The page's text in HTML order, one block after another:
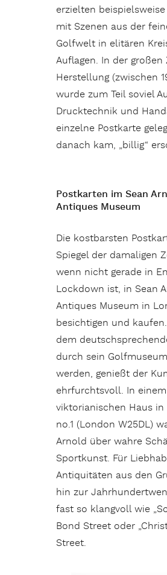
erzielten
mit Szenen aus der
Golfwelt in elitären
Auflagen. In der großen
Herstellung (zwischen
wurde zum Teil soviel
Drucktechnik und
einzelne Postkarte
danach kam, „billig“
Postkarten im Sean
Antiques Museum
Die kostbarsten
Spiegel der damaligen
wenn nicht gerade in
Lockdown ist, in Sean
Antiques Museum in
besichtigen und
dem
durch sein
werden, genießt der
ehrfurchtsvoll. In
viktorianischen Haus in
no.1 (London W25DL)
Arnold über wahre
Sportkunst. Für
Antiquitäten aus den
hin zur
fast so klangvoll wie
Bond Street oder
Street.